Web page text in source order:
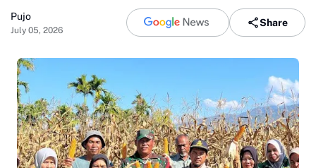
Pujo
July 05, 2026
Share